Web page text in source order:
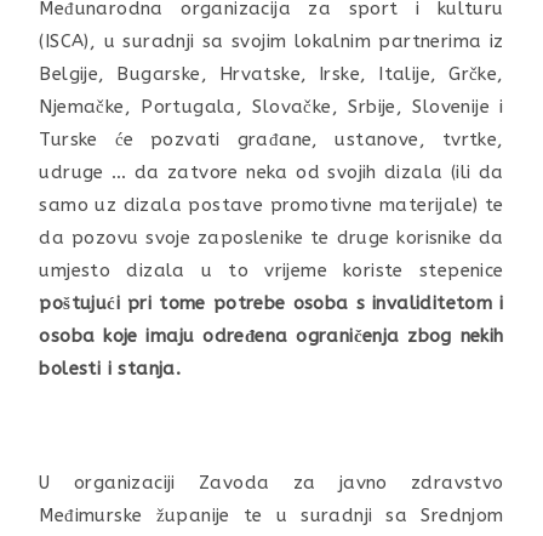
Međunarodna organizacija za sport i kulturu
(ISCA), u suradnji sa svojim lokalnim partnerima iz
Belgije, Bugarske, Hrvatske, Irske, Italije, Grčke,
Njemačke, Portugala, Slovačke, Srbije, Slovenije i
Turske će pozvati građane, ustanove, tvrtke,
udruge … da zatvore neka od svojih dizala (ili da
samo uz dizala postave promotivne materijale) te
da pozovu svoje zaposlenike te druge korisnike da
umjesto dizala u to vrijeme koriste stepenice
poštujući pri tome potrebe osoba s invaliditetom i
osoba koje imaju određena ograničenja zbog nekih
bolesti i stanja.
U organizaciji Zavoda za javno zdravstvo
Međimurske županije te u suradnji sa Srednjom